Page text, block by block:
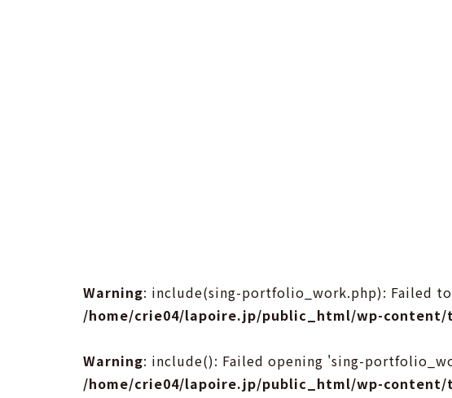
Warning: include(sing-portfolio_work.php): Failed
/home/crie04/lapoire.jp/public_html/wp-content/
Warning: include(): Failed opening 'sing-
/home/crie04/lapoire.jp/public_html/wp-content/